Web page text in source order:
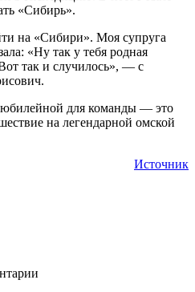
«Сибирь».
на «Сибири». Моя супруга
«Ну так у тебя родная
так и случилось», — с
юбилейной для команды — это
на легендарной омской
Источник